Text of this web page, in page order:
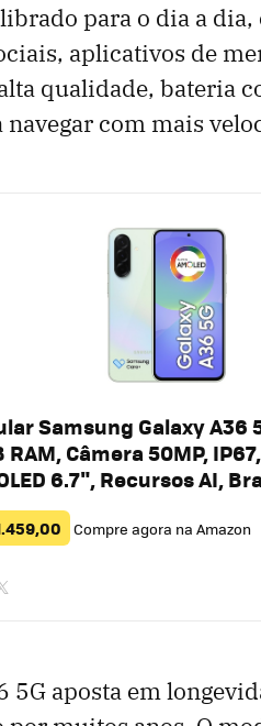
para o dia a
aplicativos de
qualidade, bateria
com mais
Samsung Galaxy A36
RAM, Câmera 50MP,
6.7", Recursos AI,
Compre agora na Amazon
5G aposta em